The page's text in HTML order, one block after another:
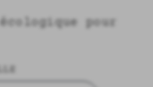
pour